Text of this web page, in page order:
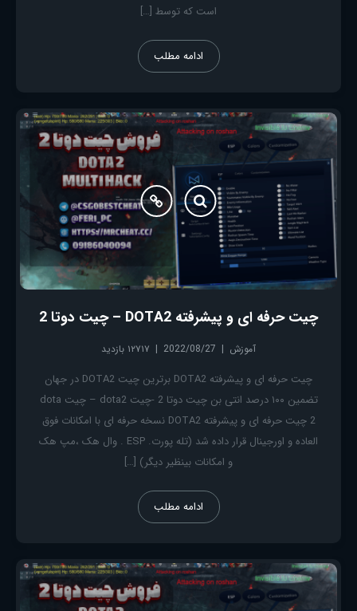
است که توسط […]
ادامه مطلب
چیت حرفه ای و پیشرفته DOTA2 – چیت دوتا 2
آموزش 2022/08/27 ۱۲۷۱۷ بازدید
چیت حرفه ای و پیشرفته DOTA2 برترین چیت DOTA2 در جهان
تضمین ۱۰۰ درصد انتی بن چیت دوتا 2 -چیت dota2 – چیت dota
2 چیت حرفه ای و پیشرفته DOTA2 نسخه حرفه ای با امکانات فوق
العاده و اورجینال قرار داده شد (تله پورت. ESP . وال هک ،مپ هک
و امکانات بینظیر دیگر) […]
ادامه مطلب